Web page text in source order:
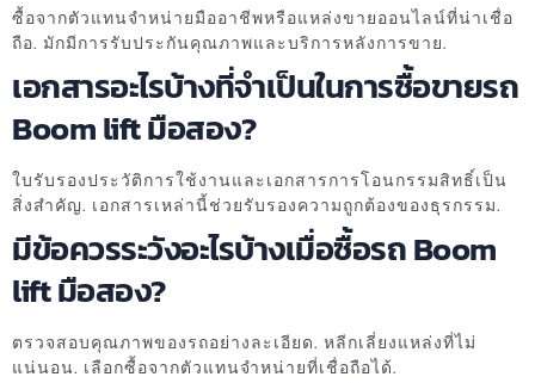
ซื้อจากตัวแทนจำหน่ายมืออาชีพหรือแหล่งขายออนไลน์ที่น่าเชื่อ
ถือ. มักมีการรับประกันคุณภาพและบริการหลังการขาย.
เอกสารอะไรบ้างที่จำเป็นในการซื้อขายรถ
Boom lift มือสอง?
ใบรับรองประวัติการใช้งานและเอกสารการโอนกรรมสิทธิ์เป็น
สิ่งสำคัญ. เอกสารเหล่านี้ช่วยรับรองความถูกต้องของธุรกรรม.
มีข้อควรระวังอะไรบ้างเมื่อซื้อรถ Boom
lift มือสอง?
ตรวจสอบคุณภาพของรถอย่างละเอียด. หลีกเลี่ยงแหล่งที่ไม่
แน่นอน. เลือกซื้อจากตัวแทนจำหน่ายที่เชื่อถือได้.